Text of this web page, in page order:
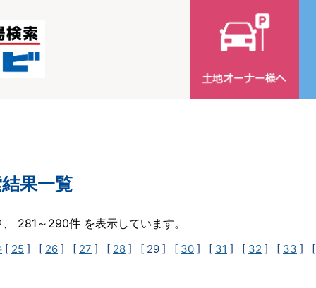
果一覧
281～290件 を表示しています。
[ 25 ] [ 26 ] [ 27 ] [ 28 ] [ 29 ] [ 30 ] [ 31 ] [ 32 ] [ 33 ]